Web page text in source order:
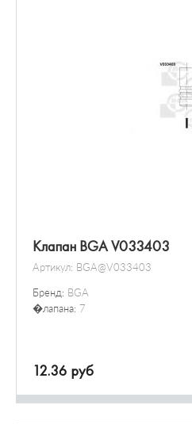
Клапан BGA V033403
Артикул: BGA@V033403
Бренд: BGA
�лапана: 7
12.36 руб